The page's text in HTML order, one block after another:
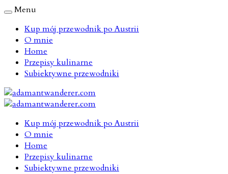
Menu
Kup mój przewodnik po Austrii
O mnie
Home
Przepisy kulinarne
Subiektywne przewodniki
Kup mój przewodnik po Austrii
O mnie
Home
Przepisy kulinarne
Subiektywne przewodniki